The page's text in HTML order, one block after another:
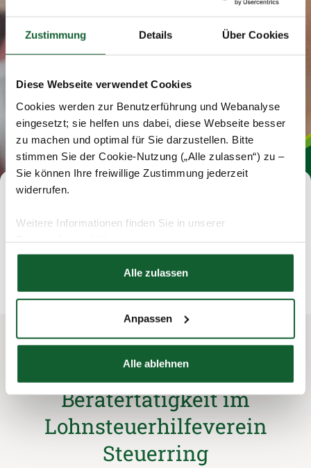
Zustimmung Details Über Cookies
Diese Webseite verwendet Cookies
Cookies werden zur Benutzerführung und Webanalyse
eingesetzt; sie helfen uns dabei, diese Webseite besser
zu machen und optimal für Sie darzustellen. Bitte
stimmen Sie der Cookie-Nutzung („Alle zulassen“) zu –
Sie können Ihre freiwillige Zustimmung jederzeit
widerrufen.
Weitere Informationen finden Sie in unserer
Hier finden Sie unserImpressum
Alle zulassen
Anpassen
Alle ablehnen
Was Sie noch wissen
wollten
Häufige Fragen zur Karriere im Steuerring
Ihre Fragen zur
Beratertätigkeit im
Lohnsteuerhilfeverein
Steuerring